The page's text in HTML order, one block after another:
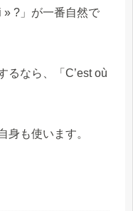
» ?」が一番自然で
るなら、「C’est où
身も使います。